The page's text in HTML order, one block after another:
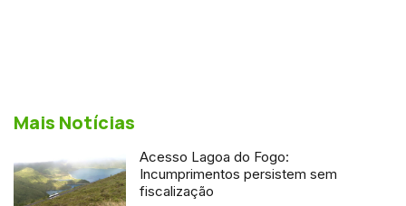
Mais Notícias
Acesso Lagoa do Fogo:
Incumprimentos persistem sem
fiscalização